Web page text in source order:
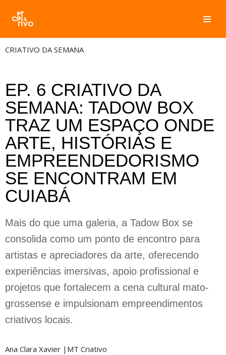
Pular
para
o
CRIATIVO DA SEMANA
EP. 6 CRIATIVO DA
SEMANA: TADOW BOX
TRAZ UM ESPAÇO ONDE
ARTE, HISTÓRIAS E
EMPREENDEDORISMO
SE ENCONTRAM EM
CUIABÁ
Mais do que uma galeria, a Tadow Box se
consolida como um ponto de encontro para
artistas e apreciadores da arte, oferecendo
experiências imersivas, apoio profissional e
projetos que fortalecem a cena cultural mato-
grossense e impulsionam empreendimentos
criativos locais.
Ana Clara Xavier |MT Criativo